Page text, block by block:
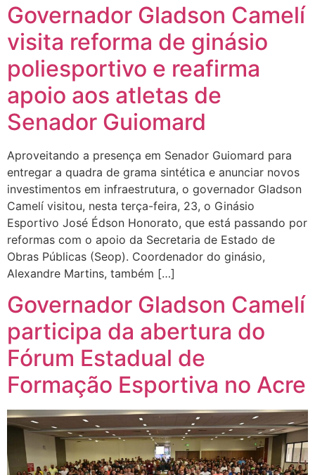
Governador Gladson Camelí
visita reforma de ginásio
poliesportivo e reafirma
apoio aos atletas de
Senador Guiomard
Aproveitando a presença em Senador Guiomard para
entregar a quadra de grama sintética e anunciar novos
investimentos em infraestrutura, o governador Gladson
Camelí visitou, nesta terça-feira, 23, o Ginásio
Esportivo José Édson Honorato, que está passando por
reformas com o apoio da Secretaria de Estado de
Obras Públicas (Seop). Coordenador do ginásio,
Alexandre Martins, também […]
Governador Gladson Camelí
participa da abertura do
Fórum Estadual de
Formação Esportiva no Acre